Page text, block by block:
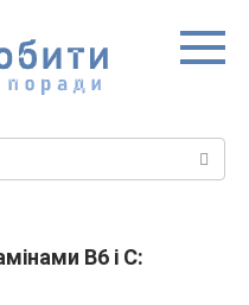
В6 і С: